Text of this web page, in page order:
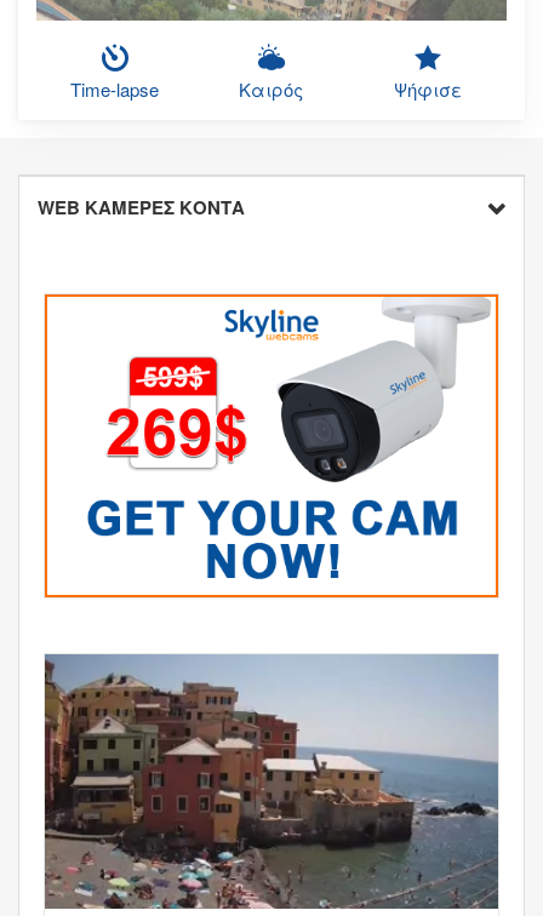
Time-lapse Καιρός Ψήφισε
WEB ΚΑΜΕΡΕΣ ΚΟΝΤΑ